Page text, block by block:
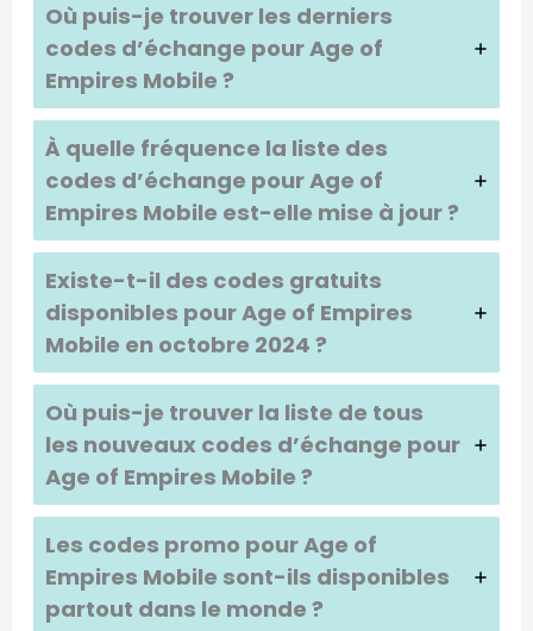
Où puis-je trouver les derniers
codes d’échange pour Age of
Empires Mobile ?
À quelle fréquence la liste des
codes d’échange pour Age of
Empires Mobile est-elle mise à jour ?
Existe-t-il des codes gratuits
disponibles pour Age of Empires
Mobile en octobre 2024 ?
Où puis-je trouver la liste de tous
les nouveaux codes d’échange pour
Age of Empires Mobile ?
Les codes promo pour Age of
Empires Mobile sont-ils disponibles
partout dans le monde ?